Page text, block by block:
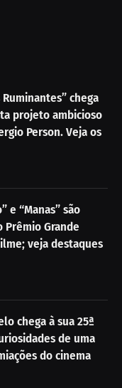
chega
projeto ambicioso
Person. Veja os
e “Manas” são
Prêmio Grande
veja destaques
chega à sua 25ª
de uma
do cinema